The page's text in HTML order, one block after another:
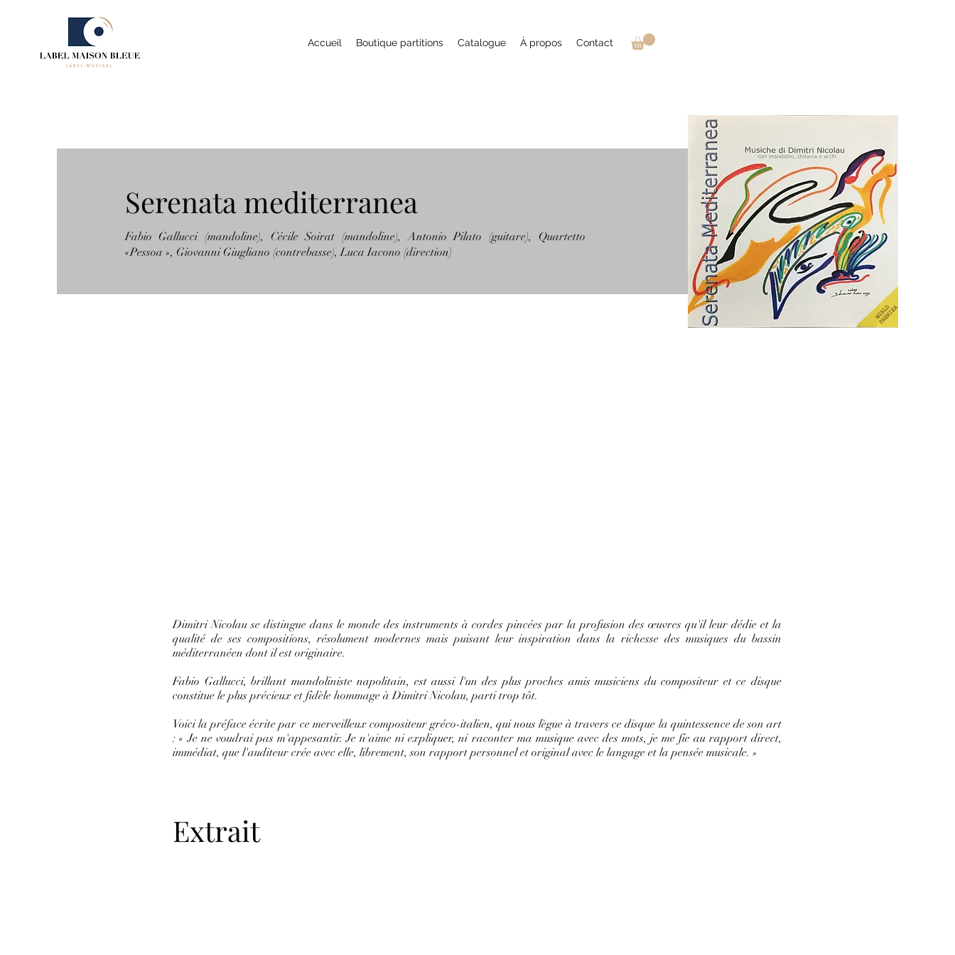
Accueil Boutique partitions Catalogue À propos Contact
Serenata mediterranea
Fabio Gallucci (mandoline), Cécile Soirat (mandoline), Antonio Pilato (guitare), Quartetto
«Pessoa », Giovanni Giugliano (contrebasse), Luca Iacono (direction)
Dimitri Nicolau se distingue dans le monde des instruments à cordes pincées par la profusion des œuvres qu'il leur dédie et la
qualité de ses compositions, résolument modernes mais puisant leur inspiration dans la richesse des musiques du bassin
méditerranéen dont il est originaire.
Fabio Gallucci, brillant mandoliniste napolitain, est aussi l'un des plus proches amis musiciens du compositeur et ce disque
constitue le plus précieux et fidèle hommage à Dimitri Nicolau, parti trop tôt.
Voici la préface écrite par ce merveilleux compositeur gréco-italien, qui nous lègue à travers ce disque la quintessence de son art
: « Je ne voudrai pas m'appesantir. Je n'aime ni expliquer, ni raconter ma musique avec des mots, je me fie au rapport direct,
immédiat, que l'auditeur crée avec elle, librement, son rapport personnel et original avec le langage et la pensée musicale. »
Extrait